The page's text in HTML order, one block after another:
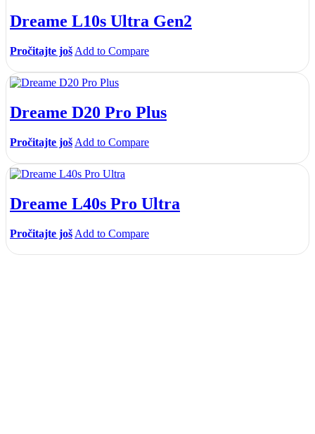
Dreame L10s Ultra Gen2
Pročitajte još Add to Compare
Dreame D20 Pro Plus
Pročitajte još Add to Compare
Dreame L40s Pro Ultra
Pročitajte još Add to Compare